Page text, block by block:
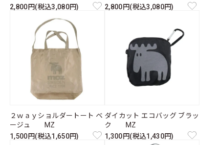
2,800円(税込3,080円)
2,800円(税込3,080円)
２ｗａｙショルダートート ベ
ージュ MZ
1,500円(税込1,650円)
ダイカット エコバッグ ブラッ
ク MZ
1,300円(税込1,430円)